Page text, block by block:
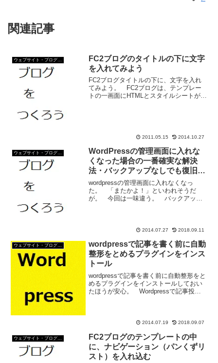
関連記事
FC2ブログのタイトルの下に文字
を入れてみよう
FC2ブログタイトルの下に、文字を入れ
てみよう。 FC2ブログは、テンプレー
トの一画面にHTMLとスタイルシートが上
2011.05.15 2014.10.27
WordPressの管理画面に入れな
くなった場合の一番確実な解決
法・バックアップなしでも復旧で
きる
wordpressの管理画面に入れなくなっ
た。 「またかよ！」といわれそうだ
が。 今回は一味違う。 バックアップ
2014.07.27 2018.09.11
ウェブサイト・ブログ作成
wordpressで記事を書く前に自動
整形をとめるプラグインをインス
トール
wordpressで記事を書く前に自動整形をと
めるプラグインをインストールしておい
たほうが安心。 Wordpressで記事投稿
2014.07.19 2018.09.07
ウェブサイト・ブログ作成
FC2ブログのテンプレートの中
に、ナビゲーション（パンくずリ
スト）を入れ込む